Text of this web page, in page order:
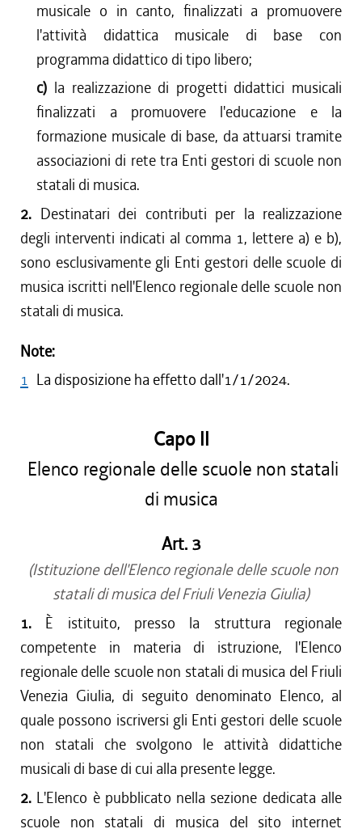
musicale o in canto, finalizzati a promuovere
l'attività didattica musicale di base con
programma didattico di tipo libero;
c) la realizzazione di progetti didattici musicali
finalizzati a promuovere l'educazione e la
formazione musicale di base, da attuarsi tramite
associazioni di rete tra Enti gestori di scuole non
statali di musica.
2. Destinatari dei contributi per la realizzazione
degli interventi indicati al comma 1, lettere a) e b),
sono esclusivamente gli Enti gestori delle scuole di
musica iscritti nell'Elenco regionale delle scuole non
statali di musica.
Note:
1 La disposizione ha effetto dall'1/1/2024.
Capo II
Elenco regionale delle scuole non statali
di musica
Art. 3
(Istituzione dell'Elenco regionale delle scuole non
statali di musica del Friuli Venezia Giulia)
1. È istituito, presso la struttura regionale
competente in materia di istruzione, l'Elenco
regionale delle scuole non statali di musica del Friuli
Venezia Giulia, di seguito denominato Elenco, al
quale possono iscriversi gli Enti gestori delle scuole
non statali che svolgono le attività didattiche
musicali di base di cui alla presente legge.
2. L'Elenco è pubblicato nella sezione dedicata alle
scuole non statali di musica del sito internet